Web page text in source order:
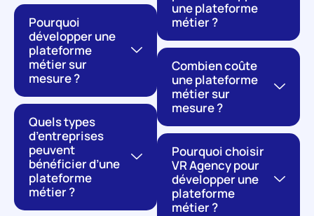
Pourquoi
développer une
plateforme
métier sur
mesure ?
Quels types
d’entreprises
peuvent
bénéficier d’une
plateforme
métier ?
une plateforme
métier ?
Combien coûte
une plateforme
métier sur
mesure ?
Pourquoi choisir
VR Agency pour
développer une
plateforme
métier ?